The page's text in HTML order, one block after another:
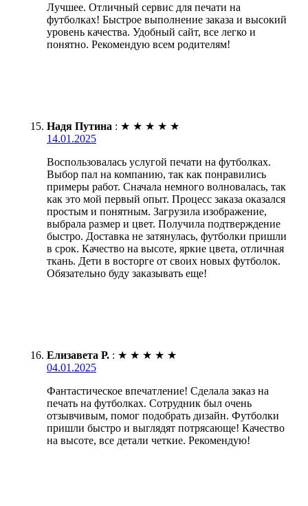
Лучшее. Отличный сервис для печати на
футболках! Быстрое выполнение заказа и высокий
уровень качества. Удобный сайт, все легко и
понятно. Рекомендую всем родителям!
Надя Путина : ★ ★ ★ ★ ★
14.01.2025
Воспользовалась услугой печати на футболках.
Выбор пал на компанию, так как понравились
примеры работ. Сначала немного волновалась, так
как это мой первый опыт. Процесс заказа оказался
простым и понятным. Загрузила изображение,
выбрала размер и цвет. Получила подтверждение
быстро. Доставка не затянулась, футболки пришли
в срок. Качество на высоте, яркие цвета, отличная
ткань. Дети в восторге от своих новых футболок.
Обязательно буду заказывать еще!
Елизавета Р. : ★ ★ ★ ★ ★
04.01.2025
Фантастическое впечатление! Сделала заказ на
печать на футболках. Сотрудник был очень
отзывчивым, помог подобрать дизайн. Футболки
пришли быстро и выглядят потрясающе! Качество
на высоте, все детали четкие. Рекомендую!